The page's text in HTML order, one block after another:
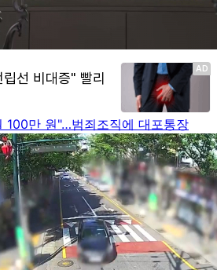
100만 원"…범죄조직에 대포통장